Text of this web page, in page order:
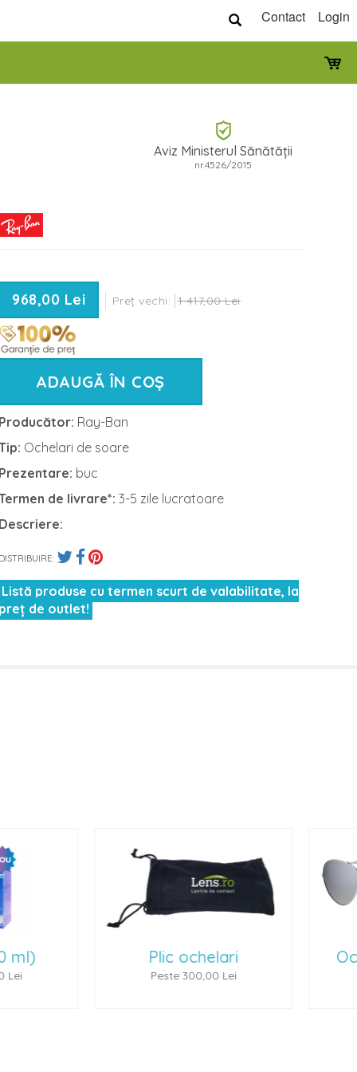
Contact Login
Aviz Ministerul Sănătății
nr.4526/2015
968,00 Lei Preț vechi: 1 417,00 Lei
ADAUGĂ ÎN COȘ
Ray-Ban
Ochelari de soare
buc
de livrare*:3-5 zile lucratoare
Listă produse cu termen scurt de valabilitate, la
de outlet!
ochelari
300,00 Lei
Ochelari de soare 1
Peste 500,00 Lei